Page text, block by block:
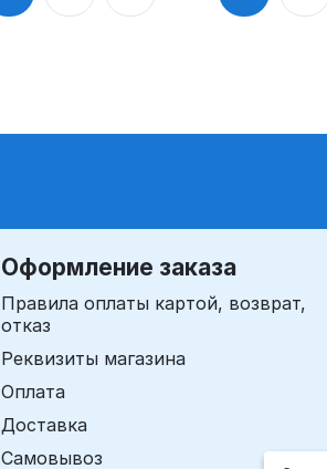
Оформление заказа
Правила оплаты картой, возврат,
отказ
Реквизиты магазина
Оплата
Доставка
Самовывоз